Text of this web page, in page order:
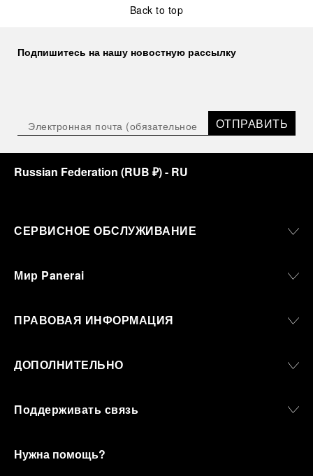
Back to top
Подпишитесь на нашу новостную рассылку
ОТПРАВИТЬ
Russian Federation (RUB ₽)- RU
СЕРВИСНОЕ ОБСЛУЖИВАНИЕ
Мир Panerai
ПРАВОВАЯ ИНФОРМАЦИЯ
ДОПОЛНИТЕЛЬНО
Поддерживать связь
Нужна помощь?